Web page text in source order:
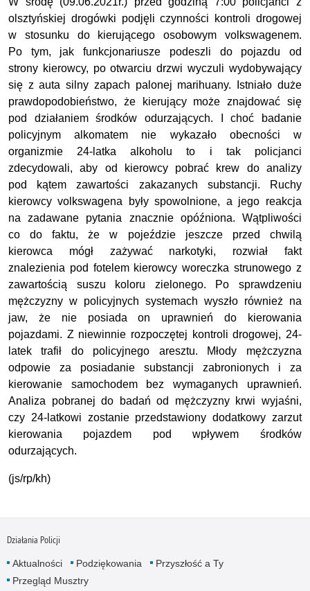
olsztyńskiej drogówki podjęli czynności kontroli drogowej
w stosunku do kierującego osobowym volkswagenem.
Po tym, jak funkcjonariusze podeszli do pojazdu od
strony kierowcy, po otwarciu drzwi wyczuli wydobywający
się z auta silny zapach palonej marihuany. Istniało duże
prawdopodobieństwo, że kierujący może znajdować się
pod działaniem środków odurzających. I choć badanie
policyjnym alkomatem nie wykazało obecności w
organizmie 24-latka alkoholu to i tak policjanci
zdecydowali, aby od kierowcy pobrać krew do analizy
pod kątem zawartości zakazanych substancji. Ruchy
kierowcy volkswagena były spowolnione, a jego reakcja
na zadawane pytania znacznie opóźniona. Wątpliwości
co do faktu, że w pojeździe jeszcze przed chwilą
kierowca mógł zażywać narkotyki, rozwiał fakt
znalezienia pod fotelem kierowcy woreczka strunowego z
zawartością suszu koloru zielonego. Po sprawdzeniu
mężczyzny w policyjnych systemach wyszło również na
jaw, że nie posiada on uprawnień do kierowania
pojazdami. Z niewinnie rozpoczętej kontroli drogowej, 24-
latek trafił do policyjnego aresztu. Młody mężczyzna
odpowie za posiadanie substancji zabronionych i za
kierowanie samochodem bez wymaganych uprawnień.
Analiza pobranej do badań od mężczyzny krwi wyjaśni,
czy 24-latkowi zostanie przedstawiony dodatkowy zarzut
kierowania pojazdem pod wpływem środków
odurzających.
(js/rp/kh)
Działania Policji
Aktualności Podziękowania
Przyszłość a Ty
Przegląd Musztry